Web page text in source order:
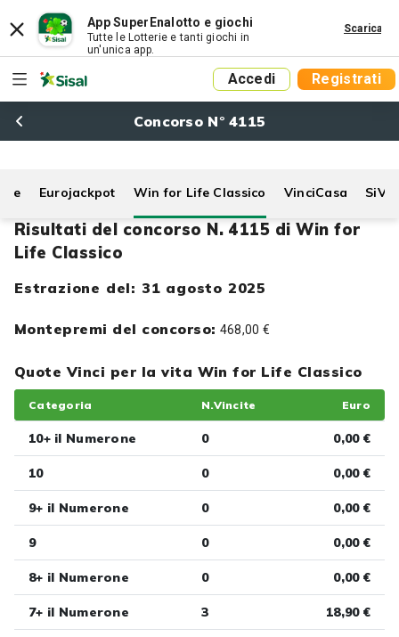
App SuperEnalotto e giochi
Tutte le Lotterie e tanti giochi in
un'unica app.
Scarica
Accedi Registrati
Concorso N° 4115
Eurojackpot Win for Life Classico VinciCasa
Risultati del concorso N. 4115 di Win for
Life Classico
Estrazione del: 31 agosto 2025
Montepremi del concorso: 468,00 €
Quote Vinci per la vita Win for Life Classico
Categoria N.Vincite Euro
10+ il Numerone 0 0,00 €
10 0 0,00 €
9+ il Numerone 0 0,00 €
9 0 0,00 €
8+ il Numerone 0 0,00 €
7+ il Numerone 3 18,90 €